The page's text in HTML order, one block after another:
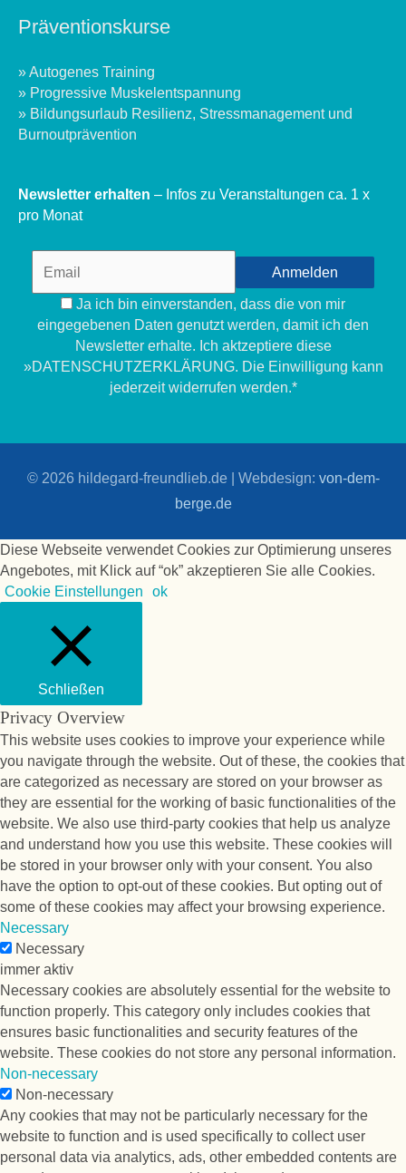
Präventionskurse
» Autogenes Training
» Progressive Muskelentspannung
» Bildungsurlaub Resilienz, Stressmanagement und
Burnoutprävention
Newsletter erhalten – Infos zu Veranstaltungen ca. 1 x
pro Monat
Ja ich bin einverstanden, dass die von mir
eingegebenen Daten genutzt werden, damit ich den
Newsletter erhalte. Ich aktzeptiere diese
»DATENSCHUTZERKLÄRUNG. Die Einwilligung kann
jederzeit widerrufen werden.*
© 2026 hildegard-freundlieb.de| Webdesign: von-dem-
berge.de
Diese Webseite verwendet Cookies zur Optimierung unseres
Angebotes, mit Klick auf “ok” akzeptieren Sie alle Cookies.
Cookie Einstellungen
ok
Schließen
Privacy Overview
This website uses cookies to improve your experience while
you navigate through the website. Out of these, the cookies that
are categorized as necessary are stored on your browser as
they are essential for the working of basic functionalities of the
website. We also use third-party cookies that help us analyze
and understand how you use this website. These cookies will
be stored in your browser only with your consent. You also
have the option to opt-out of these cookies. But opting out of
some of these cookies may affect your browsing experience.
Necessary
Necessary
immer aktiv
Necessary cookies are absolutely essential for the website to
function properly. This category only includes cookies that
ensures basic functionalities and security features of the
website. These cookies do not store any personal information.
Non-necessary
Non-necessary
Any cookies that may not be particularly necessary for the
website to function and is used specifically to collect user
personal data via analytics, ads, other embedded contents are